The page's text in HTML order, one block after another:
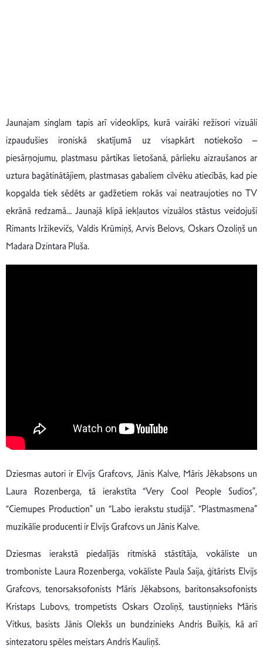
Jaunajam singlam tapis arī videoklips, kurā vairāki režisori vizuāli
izpaudušies ironiskā skatījumā uz visapkārt notiekošo –
piesārņojumu, plastmasu pārtikas lietošanā, pārlieku aizraušanos ar
uztura bagātinātājiem, plastmasas gabaliem cilvēku atiecībās, kad pie
kopgalda tiek sēdēts ar gadžetiem rokās vai neatraujoties no TV
ekrānā redzamā… Jaunajā klipā iekļautos vizuālos stāstus veidojuši
Rimants Iržikevičs, Valdis Krūmiņš, Arvis Belovs, Oskars Ozoliņš un
Madara Dzintara Pluša.
Dziesmas autori ir Elvijs Grafcovs, Jānis Kalve, Māris Jēkabsons un
Laura Rozenberga, tā ierakstīta “Very Cool People Sudios”,
“Ciemupes Production” un “Labo ierakstu studijā”. “Plastmasmena”
muzikālie producenti ir Elvijs Grafcovs un Jānis Kalve.
Dziesmas ierakstā piedalījās ritmiskā stāstītāja, vokāliste un
tromboniste Laura Rozenberga, vokāliste Paula Saija, ģitārists Elvijs
Grafcovs, tenorsaksofonists Māris Jēkabsons, baritonsaksofonists
Kristaps Lubovs, trompetists Oskars Ozoliņš, taustiņnieks Māris
Vitkus, basists Jānis Olekšs un bundzinieks Andris Buiķis, kā arī
sintezatoru spēles meistars Andris Kauliņš.